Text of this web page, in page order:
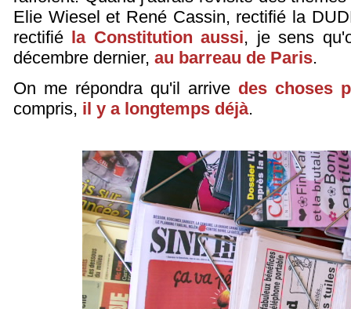
Elie Wiesel et René Cassin, rectifié la
rectifié la Constitution aussi, je sens
décembre dernier, au barreau de Paris.
On me répondra qu'il arrive des choses
compris, il y a longtemps déjà.